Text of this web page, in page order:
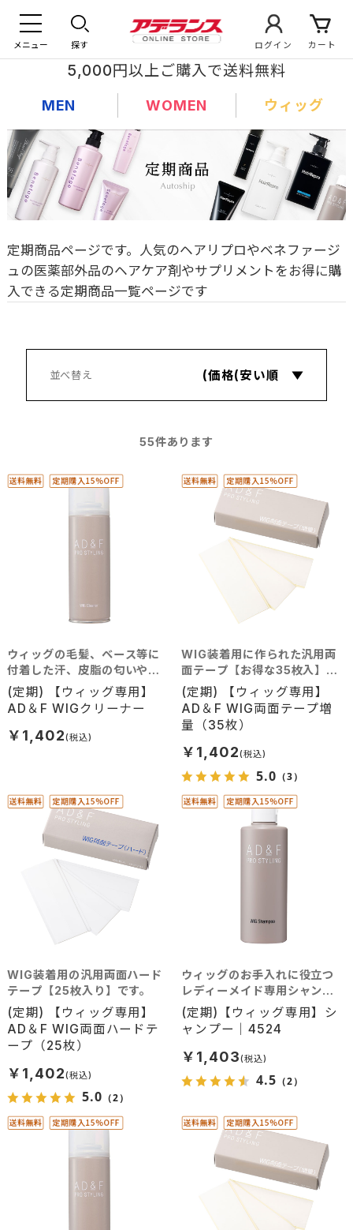
メニュー 探す ログイン カート
5,000円以上ご購入で送料無料
MEN WOMEN ウィッグ
定期商品ページです。人気のヘアリプロやベネファージ
ュの医薬部外品のヘアケア剤やサプリメントをお得に購
入できる定期商品一覧ページです
55件あります
(定期) 【ウィッグ専用】
AD＆F WIGクリーナー
ウィッグの毛髪、ベース等に
付着した汗、皮脂の匂いや汚
れをきれいに取り除きます。
￥1,402
(定期) 【ウィッグ専用】
AD＆F WIG両面テープ増
量（35枚）
WIG装着用に作られた汎用両
面テープ【お得な35枚入】で
す。
￥1,402
5.0 （3）
(定期) 【ウィッグ専用】
AD＆F WIG両面ハードテ
ープ（25枚）
WIG装着用の汎用両面ハード
テープ【25枚入り】です。
￥1,402
5.0 （2）
(定期)【ウィッグ専用】シ
ャンプー｜4524
ウィッグのお手入れに役立つ
レディーメイド専用シャンプ
ーです。
￥1,403
4.5 （2）